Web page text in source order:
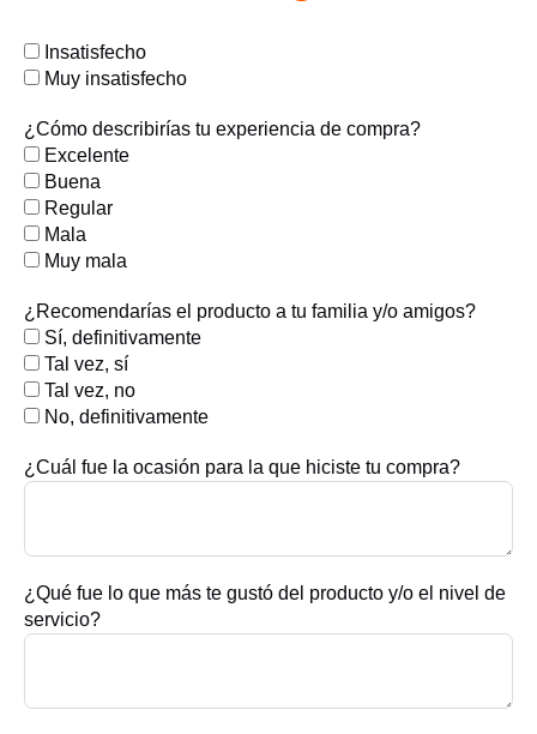
Insatisfecho
Muy insatisfecho
¿Cómo describirías tu experiencia de compra?
Excelente
Buena
Regular
Mala
Muy mala
¿Recomendarías el producto a tu familia y/o amigos?
Sí, definitivamente
Tal vez, sí
Tal vez, no
No, definitivamente
¿Cuál fue la ocasión para la que hiciste tu compra?
¿Qué fue lo que más te gustó del producto y/o el nivel de
servicio?